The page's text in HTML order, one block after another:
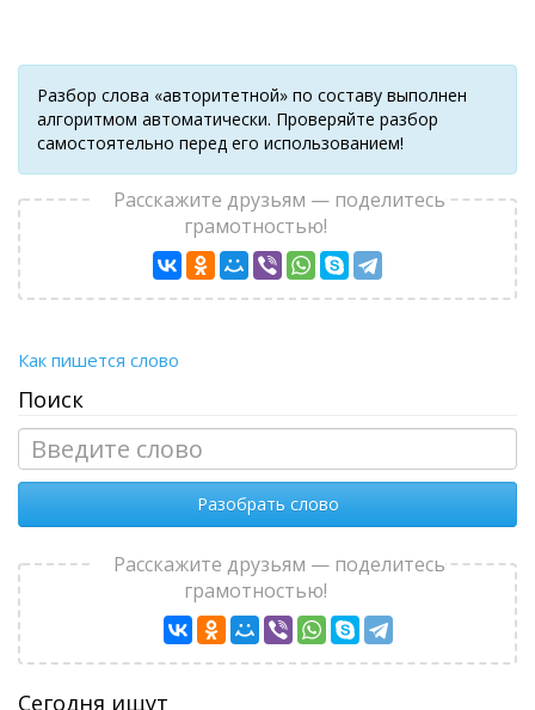
Разбор слова «авторитетной» по составу выполнен
алгоритмом автоматически. Проверяйте разбор
самостоятельно перед его использованием!
Расскажите друзьям — поделитесь
грамотностью!
Как пишется слово
Поиск
Разобрать слово
Расскажите друзьям — поделитесь
грамотностью!
Сегодня ищут